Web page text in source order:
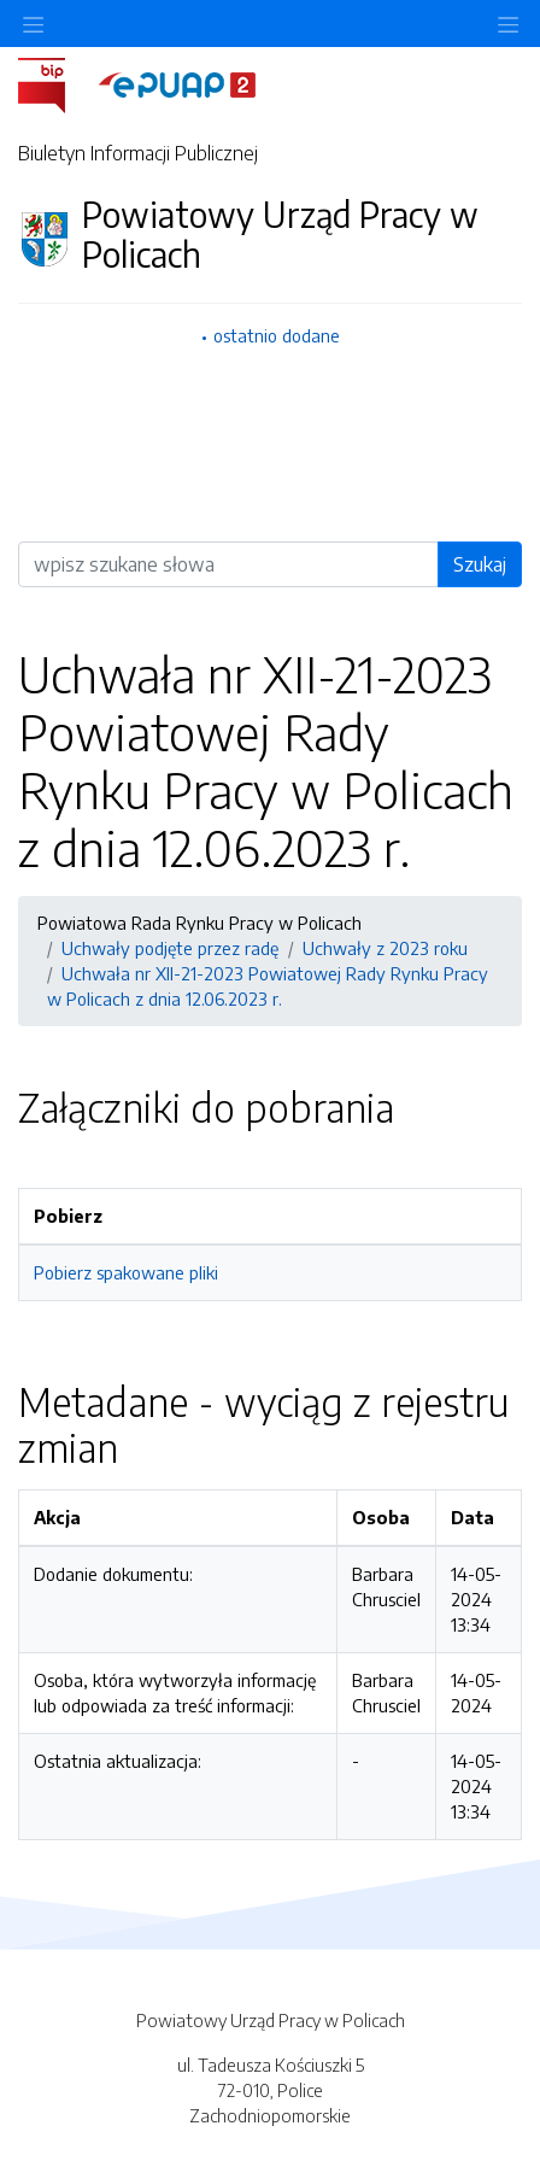
Biuletyn Informacji Publicznej
Powiatowy Urząd Pracy w
Policach
ostatnio dodane
Wyszukiwarka Szukaj
Uchwała nr XII-21-2023
Powiatowej Rady
Rynku Pracy w Policach
z dnia 12.06.2023 r.
Powiatowa Rada Rynku Pracy w Policach
Uchwały podjęte przez radę
Uchwały z 2023 roku
Uchwała nr XII-21-2023 Powiatowej Rady Rynku Pracy
w Policach z dnia 12.06.2023 r.
Załączniki do pobrania
Pobierz
Pobierz spakowane pliki
Metadane - wyciąg z rejestru
zmian
Akcja Osoba Data
Dodanie dokumentu:
Barbara
Chrusciel
14-05-
2024
13:34
Osoba, która wytworzyła informację
lub odpowiada za treść informacji:
Barbara
Chrusciel
14-05-
2024
Ostatnia aktualizacja: -
14-05-
2024
13:34
Powiatowy Urząd Pracy w Policach
ul. Tadeusza Kościuszki 5
72-010, Police
Zachodniopomorskie